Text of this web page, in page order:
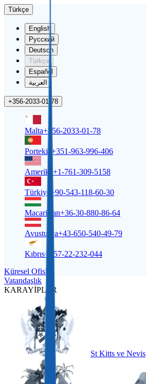
Türkçe
English
Русский
Deutsch
Türkçe
Español
العربية
+356-2033-01-78
Malta+356-2033-01-78
Portekiz +351-963-996-406
Amerika +1-761-309-5158
Türkiye +90-543-118-60-30
Macaristan+36-30-880-86-64
Avusturya+43-650-540-49-79
Kıbrıs+357-22-232-044
Küresel Ofisler
Vatandaşlık
KARAYİPLER
St Kitts ve Nevis